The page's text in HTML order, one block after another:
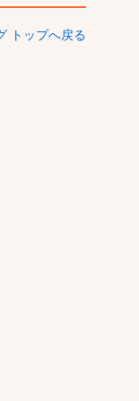
トップへ戻る